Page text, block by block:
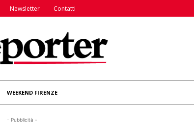
Newsletter Contatti
WEEKEND FIRENZE
- Pubblicità -